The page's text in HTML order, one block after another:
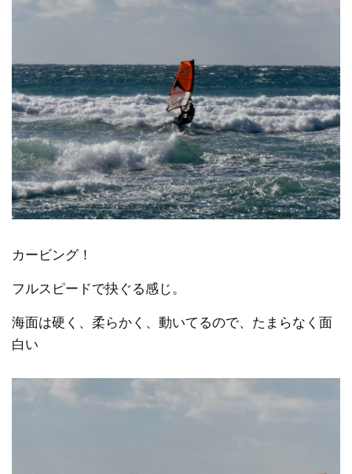
カービング！
フルスピードで抉ぐる感じ。
海面は硬く、柔らかく、動いてるので、たまらなく面
白い